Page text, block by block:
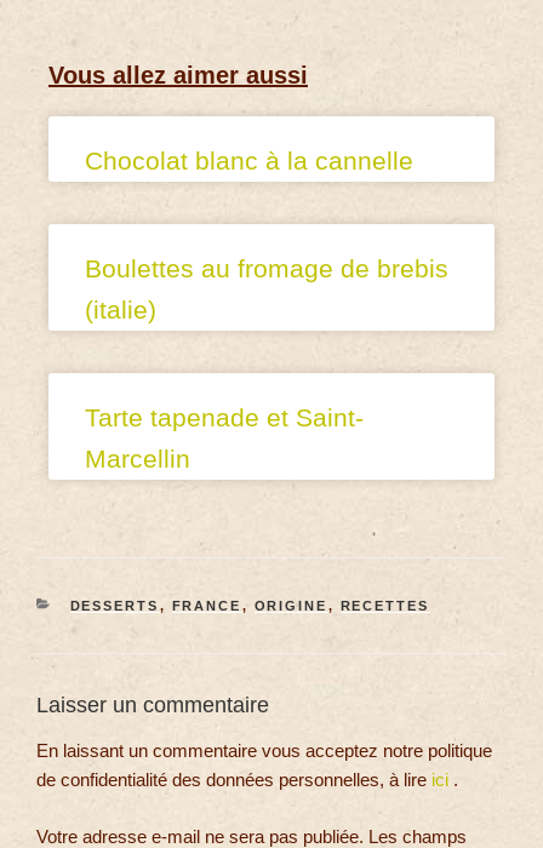
Vous allez aimer aussi
Chocolat blanc à la cannelle
Boulettes au fromage de brebis
(italie)
Tarte tapenade et Saint-
Marcellin
DESSERTS , FRANCE , ORIGINE , RECETTES
Laisser un commentaire
En laissant un commentaire vous acceptez notre politique
de confidentialité des données personnelles, à lire ici .
Votre adresse e-mail ne sera pas publiée. Les champs